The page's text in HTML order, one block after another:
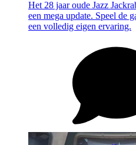
Het 28 jaar oude Jazz
een mega update. Speel de
een volledig eigen ervaring.